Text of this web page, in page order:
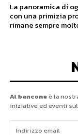
La panoramica di
con una primizia
rimane sempre
Al banconeè la
iniziative ed eventi